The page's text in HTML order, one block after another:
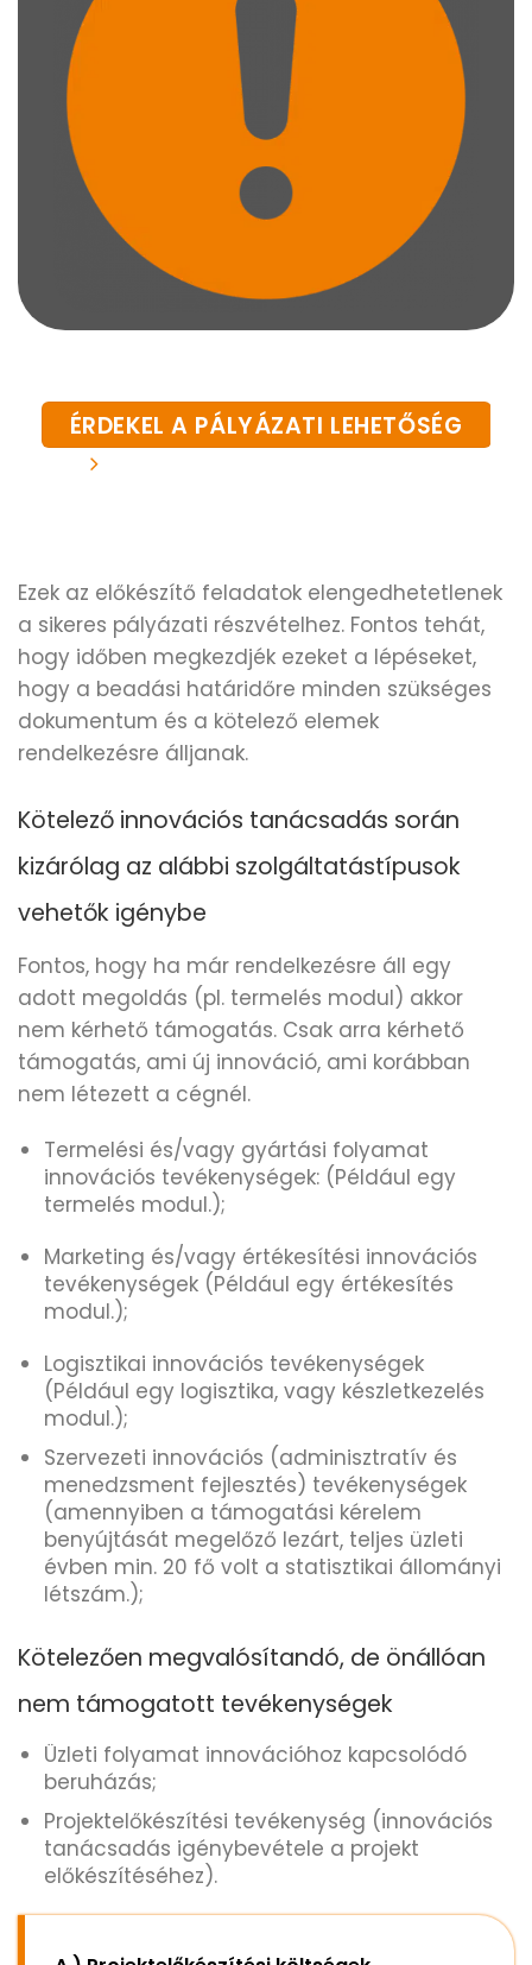
ÉRDEKEL A PÁLYÁZATI LEHETŐSÉG
Ezek az előkészítő feladatok elengedhetetlenek
a sikeres pályázati részvételhez. Fontos tehát,
hogy időben megkezdjék ezeket a lépéseket,
hogy a beadási határidőre minden szükséges
dokumentum és a kötelező elemek
rendelkezésre álljanak.
Kötelező innovációs tanácsadás során
kizárólag az alábbi szolgáltatástípusok
vehetők igénybe
Fontos, hogy ha már rendelkezésre áll egy
adott megoldás (pl. termelés modul) akkor
nem kérhető támogatás. Csak arra kérhető
támogatás, ami új innováció, ami korábban
nem létezett a cégnél.
Termelési és/vagy gyártási folyamat
innovációs tevékenységek: (Például egy
termelés modul.);
Marketing és/vagy értékesítési innovációs
tevékenységek (Például egy értékesítés
modul.);
Logisztikai innovációs tevékenységek
(Például egy logisztika, vagy készletkezelés
modul.);
Szervezeti innovációs (adminisztratív és
menedzsment fejlesztés) tevékenységek
(amennyiben a támogatási kérelem
benyújtását megelőző lezárt, teljes üzleti
évben min. 20 fő volt a statisztikai állományi
létszám.);
Kötelezően megvalósítandó, de önállóan
nem támogatott tevékenységek
Üzleti folyamat innovációhoz kapcsolódó
beruházás;
Projektelőkészítési tevékenység (innovációs
tanácsadás igénybevétele a projekt
előkészítéséhez).